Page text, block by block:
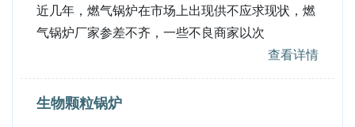
近几年，燃气锅炉在市场上出现供不应求现状，燃
气锅炉厂家参差不齐，一些不良商家以次
查看详情
生物颗粒锅炉